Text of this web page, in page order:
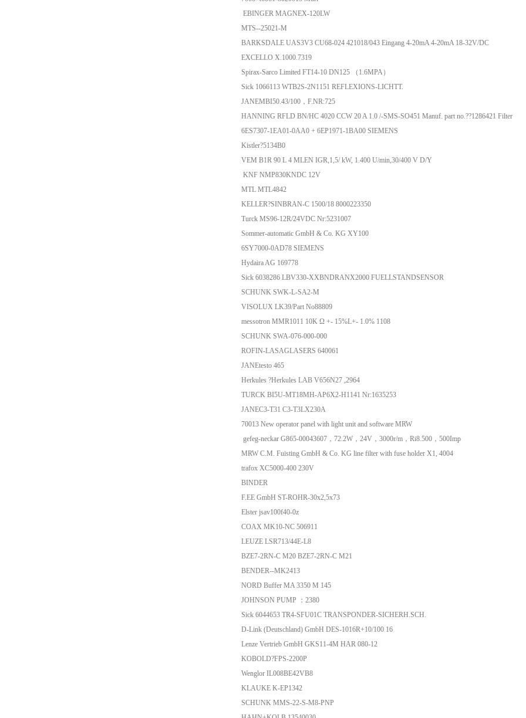
EBINGER MAGNEX-120LW
MTS--25021-M
BARKSDALE UAS3V3 CU68-024 421018/043 Eingang 4-20mA 4-20mA 18-32V/DC
EXCELLO X.1000.7319
Spirax-Sarco Limited FT14-10 DN125 （1.6MPA）
Sick 1066113 WTB2S-2N1151 REFLEXIONS-LICHTT.
JANEMBI50.43/100，F.NR:725
HANNING RFLD BN/HC 4020 CCW 20 A 1.0 /-SMS-SO451 Manuf. part no.??1286421 Filter
6ES7307-1EA01-0AA0 + 6EP1971-1BA00 SIEMENS
Kistler?5134B0
VEM B1R 90 L 4 MLEN IGR,1,5/ kW, 1.400 U/min,30/400 V D/Y
KNF NMP830KNDC 12V
MTL MTL4842
KELLER?SINBRAN-C 1500/18 8000223350
Turck MS96-12R/24VDC Nr:5231007
Sommer-automatic GmbH & Co. KG XY100
6SY7000-0AD78 SIEMENS
Hydaira AG 169778
Sick 6038286 LBV330-XXBNDRANX2000 FUELLSTANDSENSOR
SCHUNK SWK-L-SA2-M
VISOLUX LK39/Part No88809
messotron MMR1011 10K Ω +- 15%L+- 1.0% 1108
SCHUNK SWA-076-000-000
ROFIN-LASAGLASERS 640061
JANEtesto 465
Herkules ?Herkules LAB V656N27 ,2964
TURCK BI5U-MT18MH-AP6X2-H1141 Nr:1635253
JANEC3-T31 C3-T3LX230A
70013 New operator panel with light unit and software MRW
gefeg-neckar G865-00043607，72.2W，24V，3000r/m，Ri8.500，500Imp
MRW C.M. Fuisting GmbH & Co. KG line filter with fuse holder X1, 4004
trafox XC5000-400 230V
BINDER
F.EE GmbH ST-ROHR-30x2,5x73
Elster jsav100f40-0z
COAX MK10-NC 506911
LEUZE LSR713/44E-L8
BZE7-2RN-C M20 BZE7-2RN-C M21
BENDER--MK2413
NORD Buffer MA 3350 M 145
JOHNSON PUMP ：2380
Sick 6044653 TR4-SFU01C TRANSPONDER-SICHERH.SCH.
D-Link (Deutschland) GmbH DES-1016R+10/100 16
Lenze Vertrieb GmbH GKS11-4M HAR 080-12
KOBOLD?FPS-2200P
Wenglor IL008BE42VB8
KLAUKE K-EP1342
SCHUNK MMS-22-S-M8-PNP